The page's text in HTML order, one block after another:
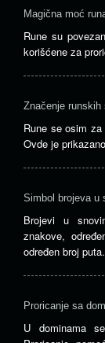
Magična moć
Rune su
korišćene za
Značenje runskih
Rune se osim
Ovde je
Simbol brojeva u
Brojevi u
znakove,
određen broj
Proricanje sa
U dominama